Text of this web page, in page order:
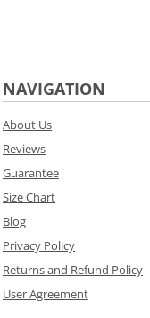
NAVIGATION
About Us
Reviews
Guarantee
Size Chart
Blog
Privacy Policy
Returns and Refund Policy
User Agreement